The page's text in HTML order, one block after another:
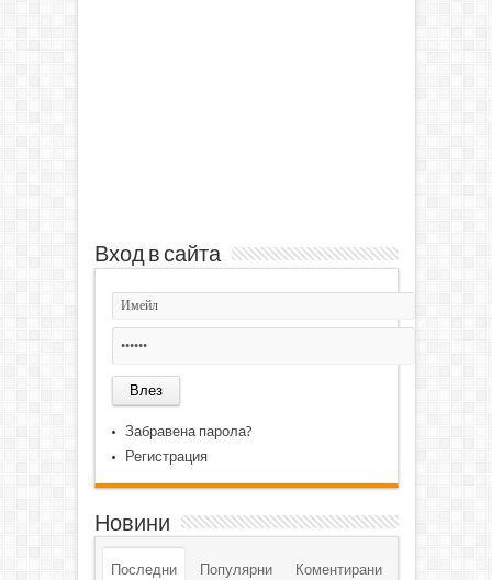
Вход в сайта
Забравена парола?
Регистрация
Новини
Последни Популярни Коментирани